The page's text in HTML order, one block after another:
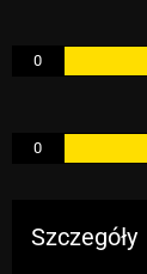
0
0
Szczegóły